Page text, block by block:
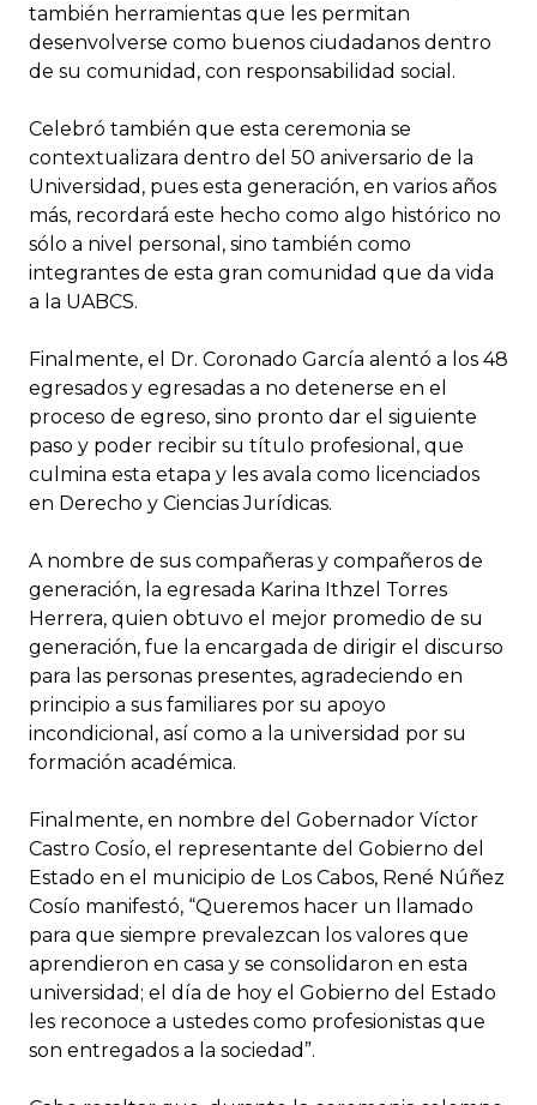
también herramientas que les permitan
desenvolverse como buenos ciudadanos dentro
de su comunidad, con responsabilidad social.
Celebró también que esta ceremonia se
contextualizara dentro del 50 aniversario de la
Universidad, pues esta generación, en varios años
más, recordará este hecho como algo histórico no
sólo a nivel personal, sino también como
integrantes de esta gran comunidad que da vida
a la UABCS.
Finalmente, el Dr. Coronado García alentó a los 48
egresados y egresadas a no detenerse en el
proceso de egreso, sino pronto dar el siguiente
paso y poder recibir su título profesional, que
culmina esta etapa y les avala como licenciados
en Derecho y Ciencias Jurídicas.
A nombre de sus compañeras y compañeros de
generación, la egresada Karina Ithzel Torres
Herrera, quien obtuvo el mejor promedio de su
generación, fue la encargada de dirigir el discurso
para las personas presentes, agradeciendo en
principio a sus familiares por su apoyo
incondicional, así como a la universidad por su
formación académica.
Finalmente, en nombre del Gobernador Víctor
Castro Cosío, el representante del Gobierno del
Estado en el municipio de Los Cabos, René Núñez
Cosío manifestó, “Queremos hacer un llamado
para que siempre prevalezcan los valores que
aprendieron en casa y se consolidaron en esta
universidad; el día de hoy el Gobierno del Estado
les reconoce a ustedes como profesionistas que
son entregados a la sociedad”.